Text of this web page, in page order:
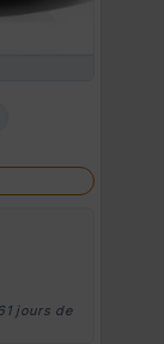
jours de